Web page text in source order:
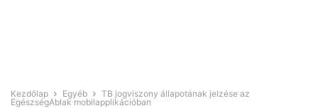
Kezdőlap Egyéb
TB jogviszony állapotának jelzése az
EgészségAblak mobilapplikációban